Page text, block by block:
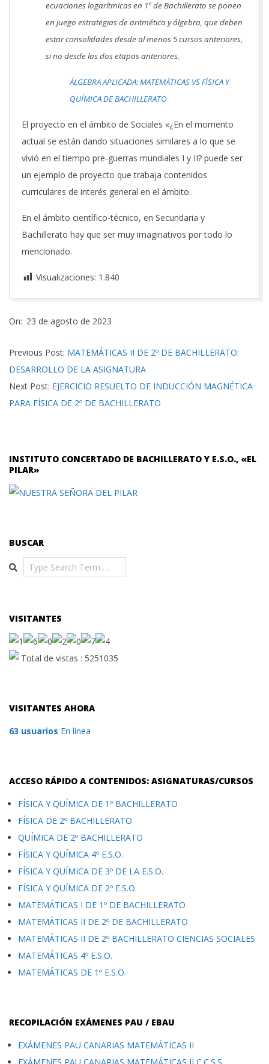
ecuaciones logarítmicas en 1º de Bachillerato se ponen
en juego estrategias de aritmética y álgebra, que deben
estar consolidades desde al menos 5 cursos anteriores,
si no desde las dos etapas anteriores.
ÁLGEBRA APLICADA: MATEMÁTICAS VS FÍSICA Y
QUÍMICA DE BACHILLERATO
El proyecto en el ámbito de Sociales «¿En el momento
actual se están dando situaciones similares a lo que se
vivió en el tiempo pre-guerras mundiales I y II? puede ser
un ejemplo de proyecto que trabaja contenidos
curriculares de interés general en el ámbito.
En el ámbito científico-técnico, en Secundaria y
Bachillerato hay que ser muy imaginativos por todo lo
mencionado.
Visualizaciones: 1.840
08-
On: 23 de agosto de 2023
Previous Post: MATEMÁTICAS II DE 2º DE BACHILLERATO:
DESARROLLO DE LA ASIGNATURA
Next Post: EJERCICIO RESUELTO DE INDUCCIÓN MAGNÉTICA
PARA FÍSICA DE 2º DE BACHILLERATO
INSTITUTO CONCERTADO DE BACHILLERATO Y E.S.O., «EL
PILAR»
BUSCAR
Search
VISITANTES
Total de vistas : 5251035
VISITANTES AHORA
63 usuarios En línea
ACCESO RÁPIDO A CONTENIDOS: ASIGNATURAS/CURSOS
FÍSICA Y QUÍMICA DE 1º BACHILLERATO
FÍSICA DE 2º BACHILLERATO
QUÍMICA DE 2º BACHILLERATO
FÍSICA Y QUÍMICA 4º E.S.O.
FÍSICA Y QUÍMICA DE 3º DE LA E.S.O.
FÍSICA Y QUÍMICA DE 2º E.S.O.
MATEMÁTICAS I DE 1º DE BACHILLERATO
MATEMÁTICAS II DE 2º DE BACHILLERATO
MATEMÁTICAS II DE 2º BACHILLERATO CIENCIAS SOCIALES
MATEMÁTICAS 4º E.S.O.
MATEMÁTICAS DE 1º E.S.O.
RECOPILACIÓN EXÁMENES PAU / EBAU
EXÁMENES PAU CANARIAS MATEMÁTICAS II